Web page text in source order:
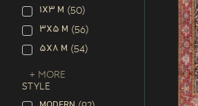
1X3 M (50)
3X5 M (56)
5X8 M (54)
+ More
STYLE